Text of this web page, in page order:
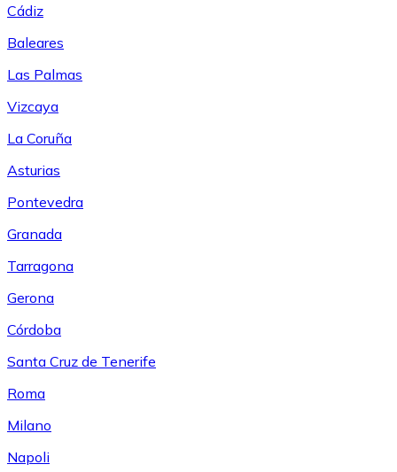
Cádiz
Baleares
Las Palmas
Vizcaya
La Coruña
Asturias
Pontevedra
Granada
Tarragona
Gerona
Córdoba
Santa Cruz de Tenerife
Roma
Milano
Napoli